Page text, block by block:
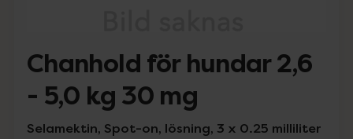
Chanhold för hundar 2,6
- 5,0 kg 30 mg
Selamektin, Spot-on, lösning, 3 x 0.25 milliliter